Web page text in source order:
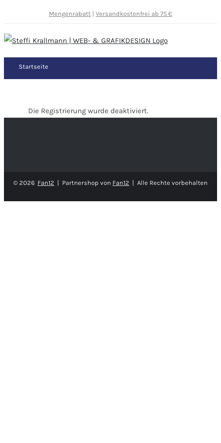
Mengenrabatt Versandkostenfrei ab 75 €
Startseite
Die Registrierung wurde deaktiviert.
© 2026 Fan12 | Partnershop von Fan12 | Alle Rechte vorbehalten